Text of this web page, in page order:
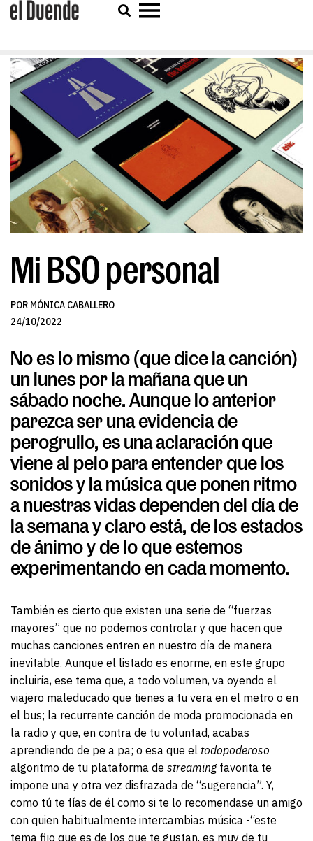
Mi BSO personal
POR MÓNICA CABALLERO
24/10/2022
No es lo mismo (que dice la canción)
un lunes por la mañana que un
sábado noche. Aunque lo anterior
parezca ser una evidencia de
perogrullo, es una aclaración que
viene al pelo para entender que los
sonidos y la música que ponen ritmo
a nuestras vidas dependen del día de
la semana y claro está, de los estados
de ánimo y de lo que estemos
experimentando en cada momento.
También es cierto que existen una serie de “fuerzas
mayores” que no podemos controlar y que hacen que
muchas canciones entren en nuestro día de manera
inevitable. Aunque el listado es enorme, en este grupo
incluiría, ese tema que, a todo volumen, va oyendo el
viajero maleducado que tienes a tu vera en el metro o en
el bus; la recurrente canción de moda promocionada en
la radio y que, en contra de tu voluntad, acabas
aprendiendo de pe a pa; o esa que el todopoderoso
algoritmo de tu plataforma de streamingfavorita te
impone una y otra vez disfrazada de “sugerencia”. Y,
como tú te fías de él como si te lo recomendase un amigo
con quien habitualmente intercambias música -“este
tema fijo que es de los que te gustan, es muy de tu